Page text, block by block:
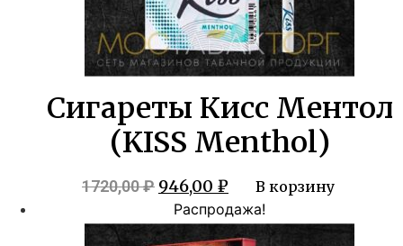
Сигареты Кисс Ментол
(KISS Menthol)
1720,00₽ Первоначальная
цена
составляла
946,00 ₽ Текущая
цена:
946,00 ₽.
В корзину
Распродажа!